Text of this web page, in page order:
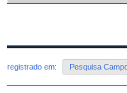
registrado em: Pesquisa